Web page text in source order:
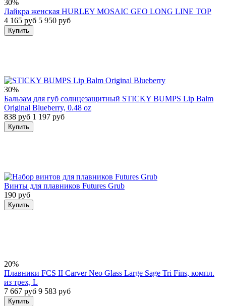
30%
Лайкра женская HURLEY MOSAIC GEO LONG LINE TOP
4 165 руб 5 950 руб
Купить
30%
Бальзам для губ солнцезащитный STICKY BUMPS Lip Balm
Original Blueberry, 0.48 oz
838 руб 1 197 руб
Купить
Винты для плавников Futures Grub
190 руб
Купить
20%
Плавники FCS II Carver Neo Glass Large Sage Tri Fins, компл.
из трех, L
7 667 руб 9 583 руб
Купить